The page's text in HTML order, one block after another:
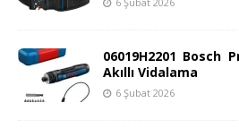
06019H2201 Bosch
Akıllı Vidalama
6 Şubat 2026